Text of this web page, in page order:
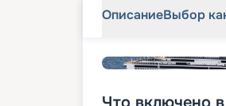
ОписаниеВыбор